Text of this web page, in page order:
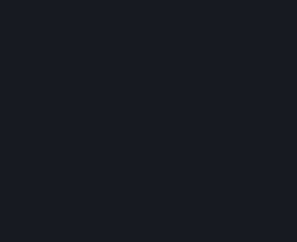
шесть или более ваших
будет выбрать в качестве
командира. Координаты
всей команде в течение
Что позволит использовать
на основе этой возможности.
задача, которая встречалась
особенности не в GTA как там
примера, а в APB Reloaded,